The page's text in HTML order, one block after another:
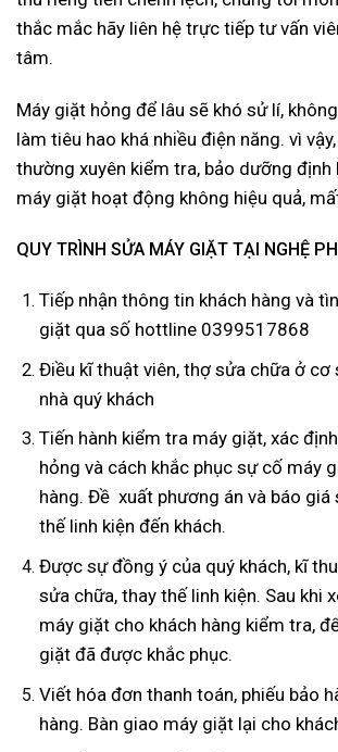
thắc mắc hãy liên hệ trực tiếp tư vấn
tâm.
Máy giặt hỏng để lâu sẽ khó sử lí,
làm tiêu hao khá nhiều điện năng. vì
thường xuyên kiểm tra, bảo dưỡng định
máy giặt hoạt động không hiệu quả,
QUY TRÌNH SỬA MÁY GIẶT TẠI NGHỆ
Tiếp nhận thông tin khách hàng và
giặt qua số hottline 0399517868
Điều kĩ thuật viên, thợ sửa chữa ở cơ
nhà quý khách
Tiến hành kiểm tra máy giặt, xác
hỏng và cách khắc phục sự cố máy
hàng. Đề xuất phương án và báo giá
thế linh kiện đến khách.
Được sự đồng ý của quý khách, kĩ
sửa chữa, thay thế linh kiện. Sau khi
máy giặt cho khách hàng kiểm tra,
giặt đã được khắc phục.
Viết hóa đơn thanh toán, phiếu bảo
hàng. Bàn giao máy giặt lại cho